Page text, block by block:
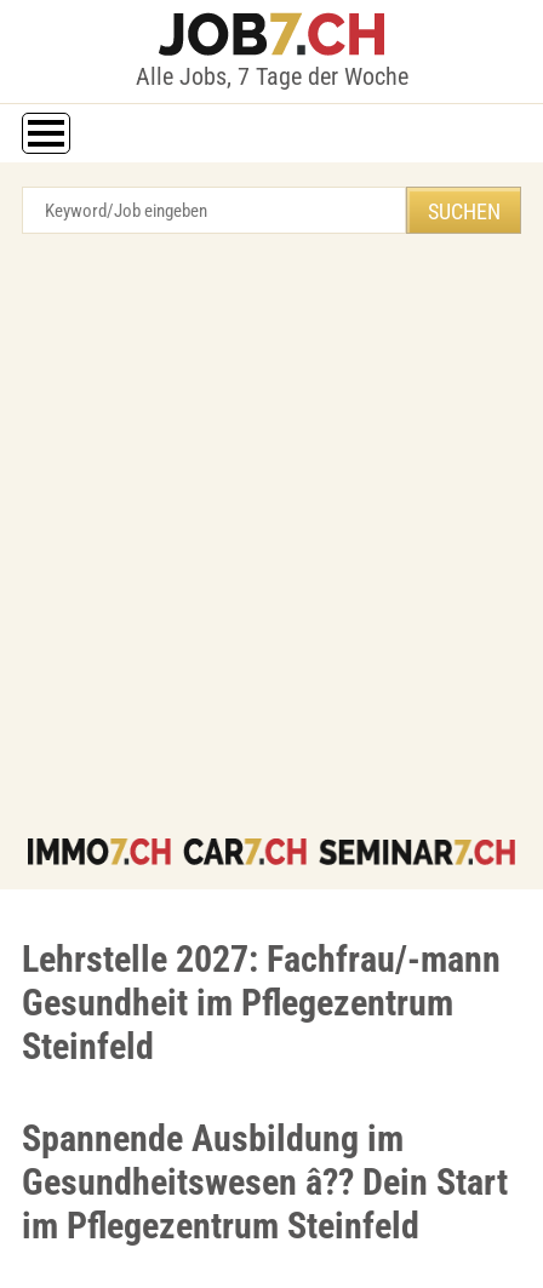
Alle Jobs, 7 Tage der Woche
Lehrstelle 2027: Fachfrau/-mann
Gesundheit im Pflegezentrum
Steinfeld
Spannende Ausbildung im
Gesundheitswesen â?? Dein Start
im Pflegezentrum Steinfeld